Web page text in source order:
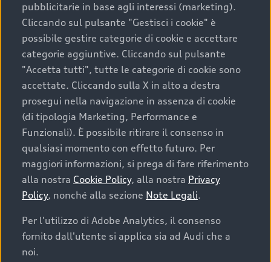
Scegliere un’auto usata è una decisione che coniuga
convenienza, affidabilità e sostenibilità. Per fare un
acquisto sicuro, è essenziale considerare aspetti
determinanti come la garanzia inclusa e l’affidabilità del
marchio. Audi offre l’auto usata perfetta tramite Audi
Prima Scelta :plus
Cosa sapere prima di
acquistare la tua prossima
auto
I requisiti fondamentali da considerare prima di
acquistare un’auto usata, oltre al prezzo e all'aspetto,
pubblicitarie in base agli interessi (marketing).
Cliccando sul pulsante "Gestisci i cookie" è
possibile gestire categorie di cookie e accettare
categorie aggiuntive. Cliccando sul pulsante
"Accetta tutti", tutte le categorie di cookie sono
accettate. Cliccando sulla X in alto a destra
prosegui nella navigazione in assenza di cookie
(di tipologia Marketing, Performance e
Funzionali). È possibile ritirare il consenso in
qualsiasi momento con effetto futuro. Per
maggiori informazioni, si prega di fare riferimento
alla nostra Cookie Policy, alla nostra Privacy
Policy, nonché alla sezione Note Legali.
Per l'utilizzo di Adobe Analytics, il consenso
fornito dall'utente si applica sia ad Audi che a
noi.